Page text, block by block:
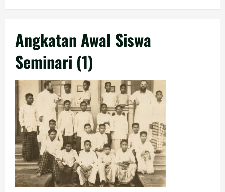
Angkatan Awal Siswa
Seminari (1)